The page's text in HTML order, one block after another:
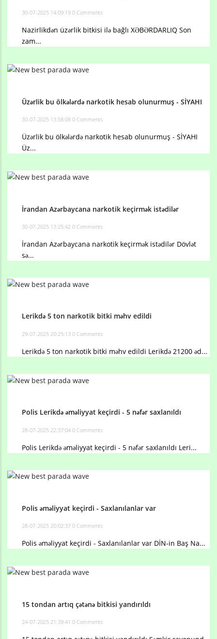
30-07-2025 14:09:19 0 Comments
Nazirlikdən üzərlik bitkisi ilə bağlı XƏBƏRDARLIQ Son
zam...
Üzərlik bu ölkələrdə narkotik hesab olunurmuş - SİYAHI
30-07-2025 13:58:08 0 Comments
Üzərlik bu ölkələrdə narkotik hesab olunurmuş - SİYAHI
Üz...
İrandan Azərbaycana narkotik keçirmək istədilər
30-07-2025 13:25:42 0 Comments
İrandan Azərbaycana narkotik keçirmək istədilər Dövlət
sə...
Lerikdə 5 ton narkotik bitki məhv edildi
29-07-2025 20:25:13 0 Comments
Lerikdə 5 ton narkotik bitki məhv edildi Lerikdə 21200 əd...
Polis Lerikdə əməliyyat keçirdi - 5 nəfər saxlanıldı
28-07-2025 22:37:04 0 Comments
Polis Lerikdə əməliyyat keçirdi - 5 nəfər saxlanıldı Leri...
Polis əməliyyat keçirdi - Saxlanılanlar var
28-07-2025 20:02:37 0 Comments
Polis əməliyyat keçirdi - Saxlanılanlar var DİN-in Baş Na...
15 tondan artıq çətənə bitkisi yandırıldı
24-07-2025 21:39:41 0 Comments